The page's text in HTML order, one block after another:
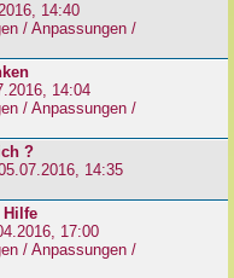
14:40
/ Anpassungen /
14:04
/ Anpassungen /
?
14:35
17:00
/ Anpassungen /